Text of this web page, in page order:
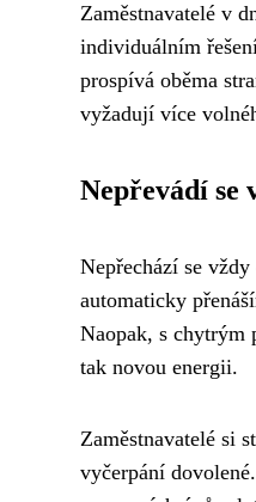
Zaměstnavatelé v
individuálním
prospívá oběma
vyžadují více
Nepřevádí se
Nepřechází se
automaticky
Naopak, s chytrým
tak novou energii.
Zaměstnavatelé si
vyčerpání